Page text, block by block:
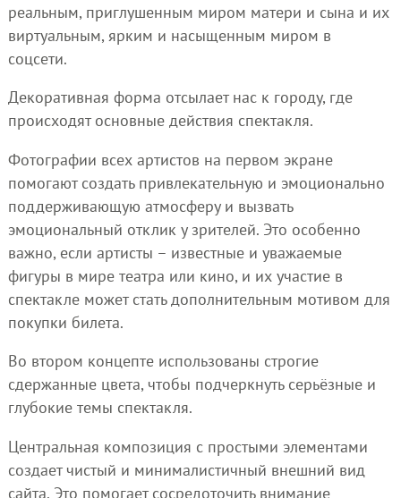
реальным, приглушенным миром матери и сына и их
виртуальным, ярким и насыщенным миром в
соцсети.
Декоративная форма отсылает нас к городу, где
происходят основные действия спектакля.
Фотографии всех артистов на первом экране
помогают создать привлекательную и эмоционально
поддерживающую атмосферу и вызвать
эмоциональный отклик у зрителей. Это особенно
важно, если артисты – известные и уважаемые
фигуры в мире театра или кино, и их участие в
спектакле может стать дополнительным мотивом для
покупки билета.
Во втором концепте использованы строгие
сдержанные цвета, чтобы подчеркнуть серьёзные и
глубокие темы спектакля.
Центральная композиция с простыми элементами
создает чистый и минималистичный внешний вид
сайта. Это помогает сосредоточить внимание